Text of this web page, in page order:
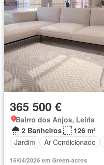
365 500 €
Bairro dos Anjos, Leiria
2 Banheiros
126 m²
Jardim
Ar Condicionado
16/04/2026 em Green-acres